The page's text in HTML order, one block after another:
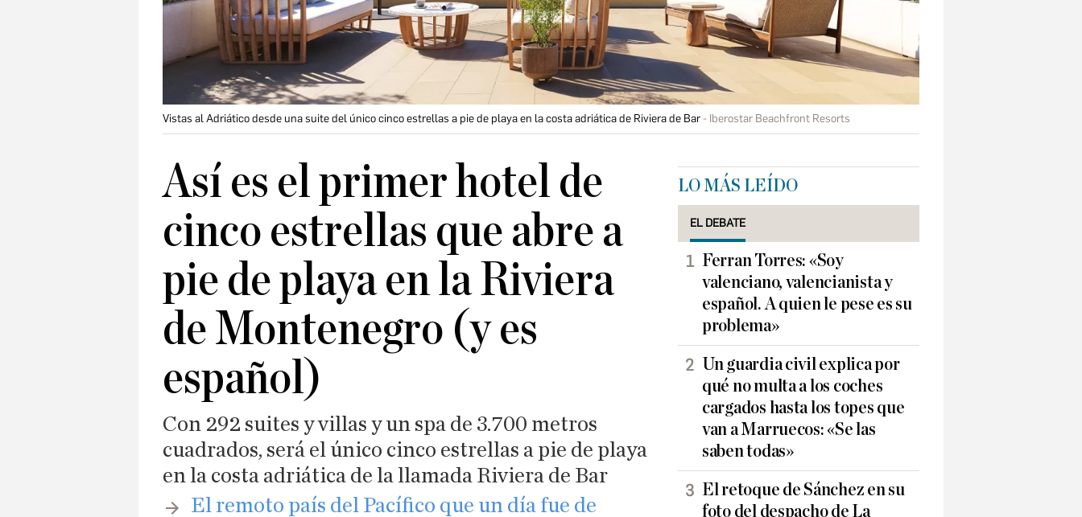
Vistas al Adriático desde una suite del único cinco estrellas a pie de playa en la costa adriática de Riviera de Bar Iberostar Beachfront Resorts
Así es el primer hotel de
cinco estrellas que abre a
pie de playa en la Riviera
de Montenegro (y es
español)
Con 292 suites y villas y un spa de 3.700 metros
cuadrados, será el único cinco estrellas a pie de playa
en la costa adriática de la llamada Riviera de Bar
El remoto país del Pacífico que un día fue de
LO MÁS LEÍDO
EL DEBATE
Ferran Torres: «Soy
valenciano, valencianista y
español. A quien le pese es su
problema»
Un guardia civil explica por
qué no multa a los coches
cargados hasta los topes que
van a Marruecos: «Se las
saben todas»
El retoque de Sánchez en su
foto del despacho de La